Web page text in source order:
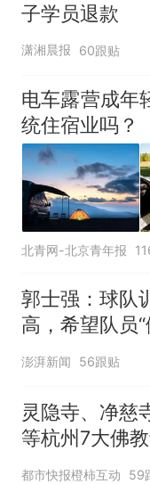
子学员退款
潇湘晨报 60跟贴
电车露营成年
统住宿业吗？
北青网-北京青年报
郭士强：球队
高，希望队员
澎湃新闻 56跟贴
灵隐寺、净慈
等杭州7大佛
临时关闭，别
都市快报橙柿互动 59